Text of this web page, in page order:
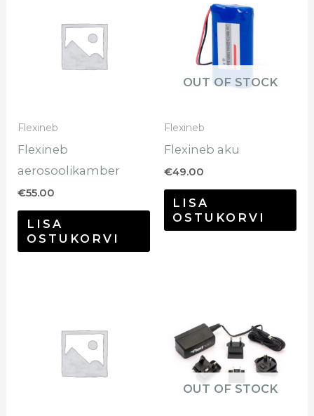
Flexineb
Flexineb
aerosoolikamber
€55.00
LISA
OSTUKORVI
OUT OF STOCK
Flexineb
Flexineb aku
€49.00
LISA
OSTUKORVI
OUT OF STOCK